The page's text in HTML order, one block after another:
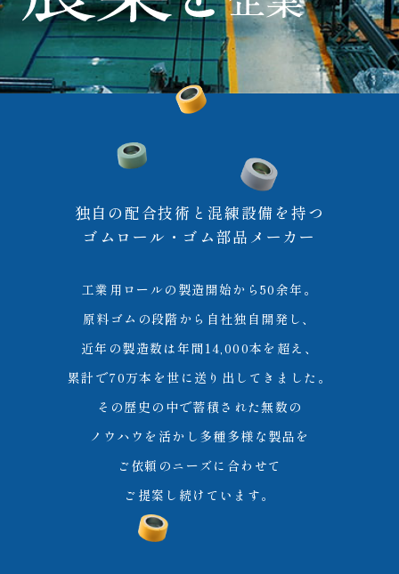
独自の配合技術と混練設備を持つ
ゴムロール・ゴム部品メーカー
工業用ロールの製造開始から50余年。
原料ゴムの段階から自社独自開発し、
近年の製造数は年間14,000本を超え、
累計で70万本を世に送り出してきました。
その歴史の中で蓄積された無数の
ノウハウを活かし多種多様な製品を
ご依頼のニーズに合わせて
ご提案し続けています。